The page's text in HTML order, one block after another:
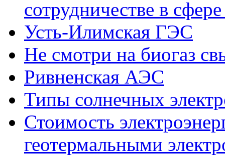
сотрудничестве в
Усть-Илимская ГЭС
Не смотри на биогаз
Ривненская АЭС
Типы солнечных
Стоимость
геотермальными